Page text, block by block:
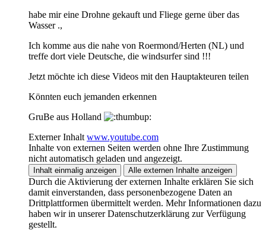
habe mir eine Drohne gekauft und Fliege gerne über das
Wasser .,
Ich komme aus die nahe von Roermond/Herten (NL) und
treffe dort viele Deutsche, die windsurfer sind !!!
Jetzt möchte ich diese Videos mit den Hauptakteuren teilen
Könnten euch jemanden erkennen
GruBe aus Holland
Externer Inhalt www.youtube.com
Inhalte von externen Seiten werden ohne Ihre Zustimmung
nicht automatisch geladen und angezeigt.
Inhalt einmalig anzeigen Alle externen Inhalte anzeigen
Durch die Aktivierung der externen Inhalte erklären Sie sich
damit einverstanden, dass personenbezogene Daten an
Drittplattformen übermittelt werden. Mehr Informationen dazu
haben wir in unserer Datenschutzerklärung zur Verfügung
gestellt.